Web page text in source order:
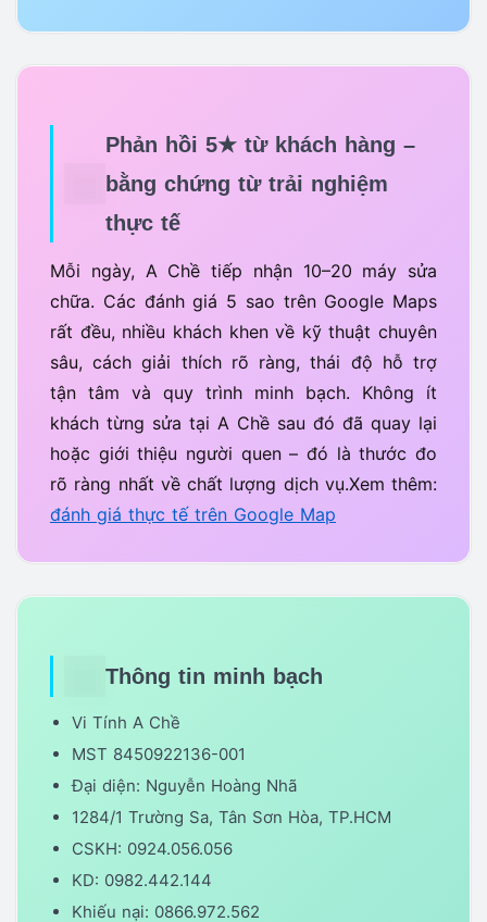
Phản hồi 5★ từ khách hàng –
bằng chứng từ trải nghiệm
thực tế
Mỗi ngày, A Chề tiếp nhận 10–20 máy sửa
chữa. Các đánh giá 5 sao trên Google Maps
rất đều, nhiều khách khen về kỹ thuật chuyên
sâu, cách giải thích rõ ràng, thái độ hỗ trợ
tận tâm và quy trình minh bạch. Không ít
khách từng sửa tại A Chề sau đó đã quay lại
hoặc giới thiệu người quen – đó là thước đo
rõ ràng nhất về chất lượng dịch vụ.Xem thêm:
đánh giá thực tế trên Google Map
Thông tin minh bạch
Vi Tính A Chề
MST 8450922136-001
Đại diện: Nguyễn Hoàng Nhã
1284/1 Trường Sa, Tân Sơn Hòa, TP.HCM
CSKH: 0924.056.056
KD: 0982.442.144
Khiếu nại: 0866.972.562